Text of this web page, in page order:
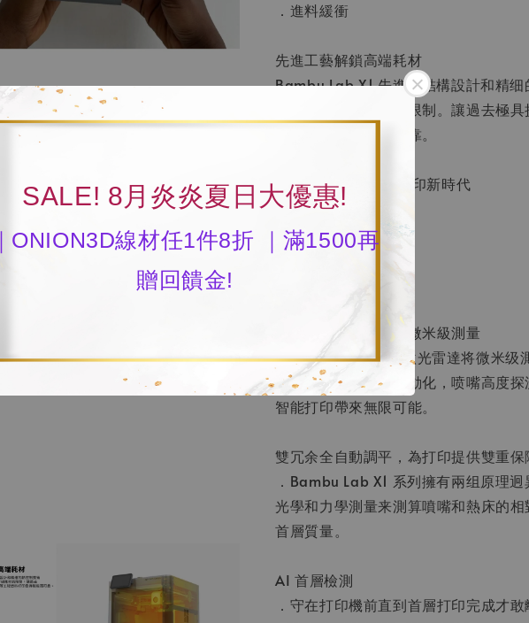
SALE! 8月炎炎夏日大優惠!
｜ONION3D線材任1件8折 ｜滿1500再
贈回饋金!
．進料緩衝
先進工藝解鎖高端耗材
Bambu Lab X1 先進的結構設計和精
突破傳統常規耗材的限制。讓過去極
料打印變得輕鬆而可靠。
AI 驅動，開啟智慧打印新時代
．雷射雷達
．慣性測量單元
．2 TOPS神經網路
内置激光雷達，實現微米級測量
．Bambu Lab 微距激光雷達将微米级
過程中關鍵步驟的自動化，喷嘴高度
智能打印帶來無限可能。
雙冗余全自動調平，為打印提供雙重保
．Bambu Lab X1 系列擁有兩组原理
光學和力學測量来測算噴嘴和熱床的
首層質量。
AI 首層檢測
．守在打印機前直到首層打印完成才